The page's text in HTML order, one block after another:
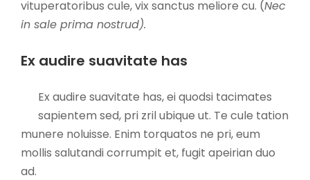
vituperatoribus cule, vix sanctus meliore cu. (Nec
in sale prima nostrud).
Ex audire suavitate has
Ex audire suavitate has, ei quodsi tacimates
sapientem sed, pri zril ubique ut. Te cule tation
munere noluisse. Enim torquatos ne pri, eum
mollis salutandi corrumpit et, fugit apeirian duo
ad.